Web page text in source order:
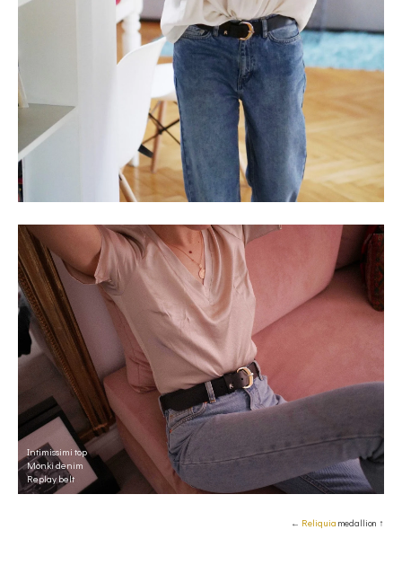
Intimissimi top
Monki denim
Replay belt
← Reliquia medallion ↑